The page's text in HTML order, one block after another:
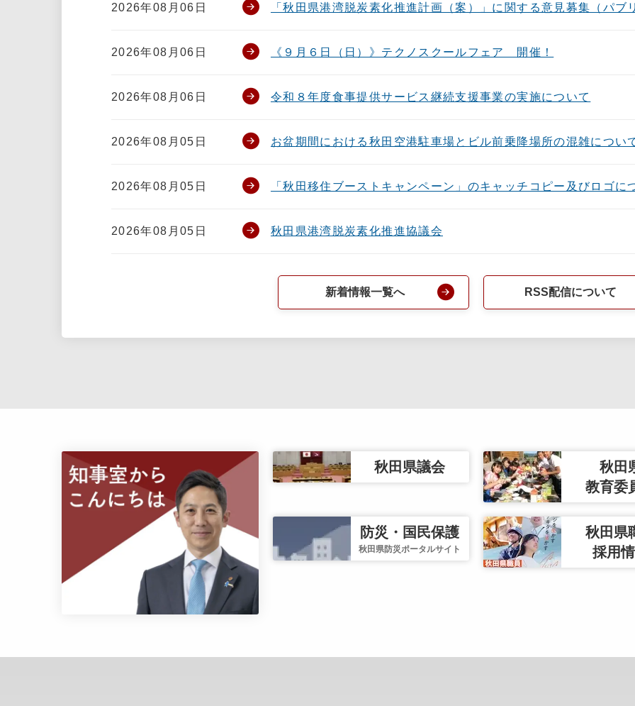
2026年08月06日 「秋田県港湾脱炭素化推進計画（案）」に関する意見募集（パブ
2026年08月06日 《９月６日（日）》テクノスクールフェア 開催！
2026年08月06日 令和８年度食事提供サービス継続支援事業の実施について
2026年08月05日 お盆期間における秋田空港駐車場とビル前乗降場所の混雑につい
2026年08月05日 「秋田移住ブーストキャンペーン」のキャッチコピー及びロゴに
2026年08月05日 秋田県港湾脱炭素化推進協議会
新着情報一覧へ RSS配信について
秋田県議会
秋田
教育委
防災・国民保護
秋田県防災ポータルサイト
秋田県
採用